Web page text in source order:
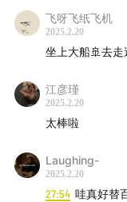
22:44 斯里兰卡的进
26:32
📼背景音乐：
片尾：爱这个世界
丸子里里
飞呀飞纸飞机
2025.2.20
坐上大船🚢去
江彦瑾
2025.2.20
太棒啦
Laughing-
2025.2.20
27:54 哇真好替